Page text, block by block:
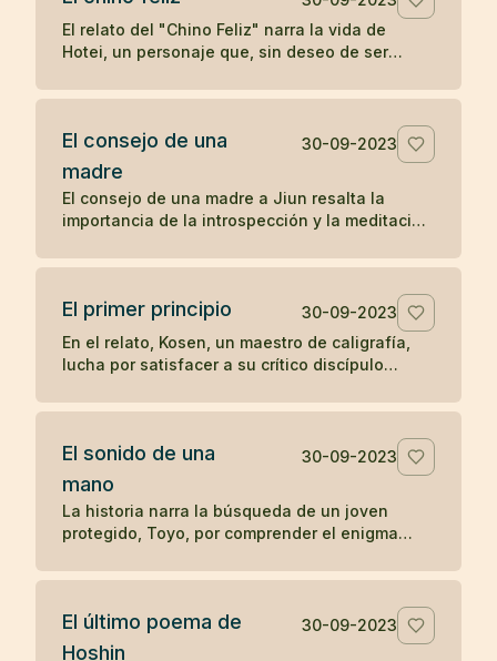
El relato del "Chino Feliz" narra la vida de
Hotei, un personaje que, sin deseo de ser
alegría a los niños con dulces y frutas,
cambio de su atención. Su simple acción de
dejar caer y recoger su saco en respuesta a
preguntas sobre el significado y la realización
del zen, ilustra una enseñanza zen sobre la
simplicidad y el desapego.
El consejo de una
madre
30-09-2023
El consejo de una madre a Jiun resalta la
importancia de la introspección y la meditación
en contraposición a la mera acumulación de
de este relato, se subraya el valor del auto-
conocimiento personal sobre la enseñanza
erudita y superficial.
El primer principio
30-09-2023
En el relato, Kosen, un maestro de caligrafía,
lucha por satisfacer a su crítico discípulo
principio" que se tallará en la puerta del templo
una ausencia momentánea del discípulo para
finalmente crear una obra maestra. El relato
ilustra cómo la espontaneidad y la liberación
de juicios externos pueden conducir a la
creativa.
El sonido de una
mano
30-09-2023
La historia narra la búsqueda de un joven
protegido, Toyo, por comprender el enigma
sonido de una mano. A través de la meditación
mundanos, Toyo finalmente llega a la
realización del sonido insonoro, simbolizando
El último poema de
Hoshin
30-09-2023